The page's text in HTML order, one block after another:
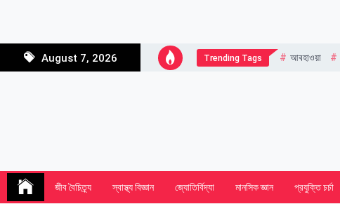
August 7, 2026
Trending Tags আবহাওয়া
জীব বৈচিত্র্য স্বাস্থ্য বিজ্ঞান জ্যোতির্বিদ্যা মানসিক জ্ঞান প্রযুক্তি চর্চা